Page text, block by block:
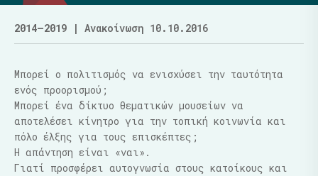
2014–2019 | Ανακοίνωση 10.10.2016
Μπορεί ο πολιτισμός να ενισχύσει την ταυτότητα
ενός προορισμού;
Μπορεί ένα δίκτυο θεματικών μουσείων να
αποτελέσει κίνητρο για την τοπική κοινωνία και
πόλο έλξης για τους επισκέπτες;
Η απάντηση είναι «ναι».
Γιατί προσφέρει αυτογνωσία στους κατοίκους και